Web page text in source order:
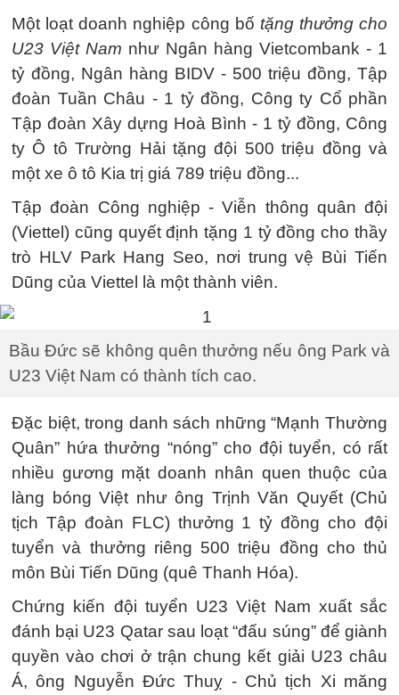
Một loạt doanh nghiệp công bố tặng thưởng cho
U23 Việt Nam như Ngân hàng Vietcombank - 1
tỷ đồng, Ngân hàng BIDV - 500 triệu đồng, Tập
đoàn Tuần Châu - 1 tỷ đồng, Công ty Cổ phần
Tập đoàn Xây dựng Hoà Bình - 1 tỷ đồng, Công
ty Ô tô Trường Hải tặng đội 500 triệu đồng và
một xe ô tô Kia trị giá 789 triệu đồng...
Tập đoàn Công nghiệp - Viễn thông quân đội
(Viettel) cũng quyết định tặng 1 tỷ đồng cho thầy
trò HLV Park Hang Seo, nơi trung vệ Bùi Tiến
Dũng của Viettel là một thành viên.
Bầu Đức sẽ không quên thưởng nếu ông Park và
U23 Việt Nam có thành tích cao.
Đặc biệt, trong danh sách những “Mạnh Thường
Quân” hứa thưởng “nóng” cho đội tuyển, có rất
nhiều gương mặt doanh nhân quen thuộc của
làng bóng Việt như ông Trịnh Văn Quyết (Chủ
tịch Tập đoàn FLC) thưởng 1 tỷ đồng cho đội
tuyển và thưởng riêng 500 triệu đồng cho thủ
môn Bùi Tiến Dũng (quê Thanh Hóa).
Chứng kiến đội tuyển U23 Việt Nam xuất sắc
đánh bại U23 Qatar sau loạt “đấu súng” để giành
quyền vào chơi ở trận chung kết giải U23 châu
Á, ông Nguyễn Đức Thuỵ - Chủ tịch Xi măng